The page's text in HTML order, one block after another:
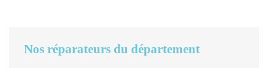
Nos réparateurs du département